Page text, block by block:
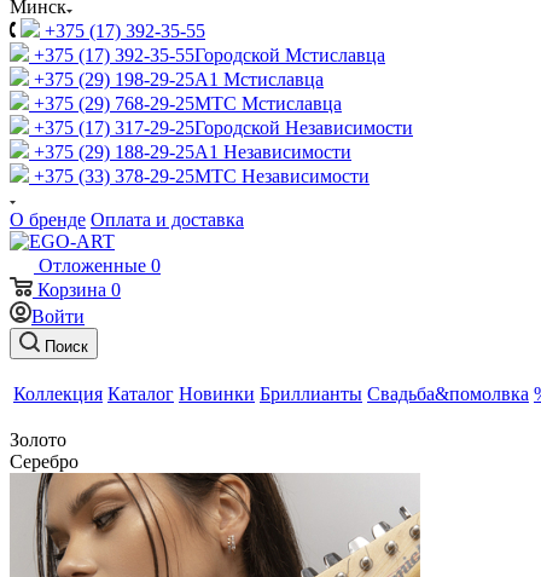
Минск
+375 (17) 392-35-55
+375 (17) 392-35-55Городской Мстиславца
+375 (29) 198-29-25A1 Мстиславца
+375 (29) 768-29-25МТС Мстиславца
+375 (17) 317-29-25Городской Независимости
+375 (29) 188-29-25A1 Независимости
+375 (33) 378-29-25МТС Независимости
О бренде Оплата и доставка
Отложенные 0
Корзина 0
Войти
Поиск
Коллекция Каталог Новинки Бриллианты Свадьба&помолвка
Золото
Серебро